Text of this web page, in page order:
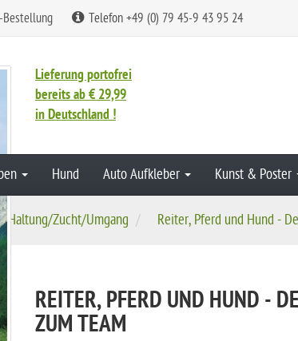
Telefon +49 (0) 79 45-9 43 95 24
Lieferung portofrei
bereits ab € 29,99
in Deutschland !
Hund Auto Aufkleber Kunst & Poster
Haltung/Zucht/Umgang Reiter, Pferd und Hund -
REITER, PFERD UND HUND -
ZUM TEAM